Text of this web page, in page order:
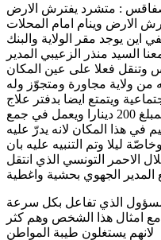
صفاقس : متشرد يفترش الارض
الارض وينام امام المحلات
رئيسي وهو شارع 14 جانفي اين يوجد مقر الولاية والبنك
السيد منذر الزعيبي المدير
وتنقل فعلا على عين المكان
من ولاية مجاورة ومتجوّز وله
ويتمتع ايضا بدفتر علاج
مجاني ويعيش في منزل اكتراه بمبلغ 200 دينارا ويعمل في جمع
في هذا المكان لانه يدرّ عليه
ليلا وتم التنبيه عليه بان
الاحمر التونسي الذي انتقل
الذي تفاعل بكل سرعة
مع امثال هذا الشخص وهم كثر
لانهم يستغلون طيبة المواطن